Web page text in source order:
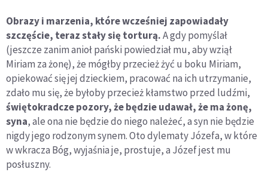
Obrazy i marzenia, które wcześniej zapowiadały
szczęście, teraz stały się torturą.A gdy pomyślał
(jeszcze zanim anioł pański powiedział mu, aby wziął
Miriam za żonę), że mógłby przecież żyć u boku Miriam,
opiekować się jej dzieckiem, pracować na ich utrzymanie,
zdało mu się, że byłoby przecież kłamstwo przed ludźmi,
świętokradcze pozory, że będzie udawał, że ma żonę,
syna, ale ona nie będzie do niego należeć, a syn nie będzie
nigdy jego rodzonym synem. Oto dylematy Józefa, w które
w wkracza Bóg, wyjaśnia je, prostuje, a Józef jest mu
posłuszny.